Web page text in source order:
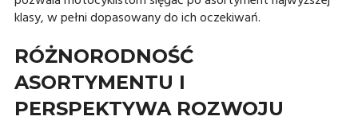
klasy, w pełni dopasowany do ich oczekiwań.
RÓŻNORODNOŚĆ
ASORTYMENTU I
PERSPEKTYWA ROZWOJU